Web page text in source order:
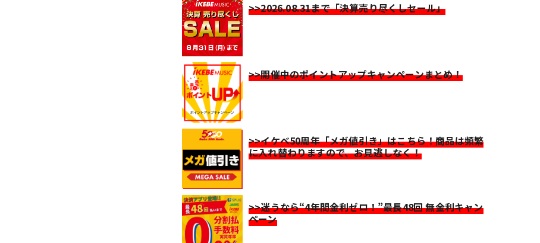
>>2026.08.31まで「決算売り尽くしセール」
>>開催中のポイントアップキャンペーンまとめ！
>>イケベ50周年「メガ値引き」はこちら！商品は頻繁
に入れ替わりますので、お見逃しなく！
>>迷うなら“4年間金利ゼロ！”最長48回 無金利キャン
ペーン